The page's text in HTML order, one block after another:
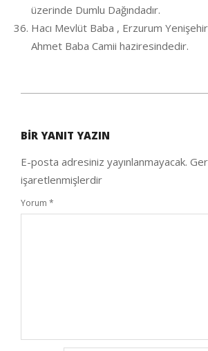
üzerinde Dumlu Dağındadır.
Hacı Mevlüt Baba , Erzurum
Ahmet Baba Camii haziresindedir.
30
BIR YANIT YAZIN
E-posta adresiniz yayınlanmayacak.
işaretlenmişlerdir
Yorum *